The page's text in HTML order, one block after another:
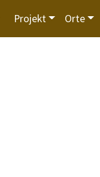
Projekt Orte